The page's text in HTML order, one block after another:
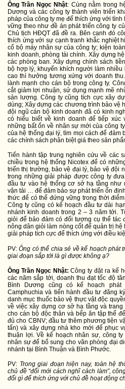
Ông Trần Ngọc Nhật: Cùng nằm trong
Dương và các công ty thành viên triển
pháp của công ty mẹ để thích ứng với
vững theo như đề án phát triển công ty
Chủ tịch HĐQT đã đề ra. Bên cạnh đó
thích ứng với sự cạnh tranh khắc nghiệt
cố bộ máy nhân sự của công ty; kiện
kinh doanh, phòng tài chính. Xây dựng
các phòng ban. Xây dựng chính sách
bộ hợp lý, khuyến khích người làm
cao thì hưởng tương xứng với doanh
lành mạnh cho cán bộ trong công ty.
cắt giảm lợi nhuận, sử dụng mạnh mẽ
sản lượng. Công ty cũng tích cực xây
dùng; Xây dựng các chương trình bảo vệ
đội ngũ cán bộ kinh doanh đã có kinh
có hiểu biết về kinh doanh để tiếp xúc
những bất ổn về nhân sự mới của công
của hệ thống đại lý, tìm mọi cách để
các chính sách phân biệt giá theo sản
Tiến hành tập trung nghiên cứu về các
chiều trong hệ thống Nicotex để có
triển thị trường, bảo vệ đại lý, bảo vệ đội
trong những giải pháp được công ty
đầu tư vào hệ thống cơ sở hạ tầng như
vận tải … để đảm bảo sự phát triển ổn
thức để có thể đứng vững trong thời
Công ty cũng có kế hoạch đầu tư dài
nhánh kinh doanh trong 2 – 3 năm tới.
giỏi để bảo đảm có đối tượng cụ thể tác
nông dân giỏi làm nòng cốt để quản trị
giải pháp tích cực để thích ứng với điều
PV:Ông có thể chia sẻ về kế hoạch phát
giai đoạn sắp tới là gì được không ạ?
Ông Trần Ngọc Nhật: Công ty đặt ra kế
các năm sắp tới, doanh thu đạt tốc độ
Bình Dương cũng có kế hoạch
Camphuchia và tiến hành đầu tư đăng
danh mục thuốc bảo vệ thực vật độc
về việc xây dựng cơ sở hạ tầng và
cho cán bộ độc thân và bếp ăn tập thể
đủ cho CBNV; đầu tư thêm phương tiện
tấn) và xây dựng nhà kho mới để phục
thuận lợi. Về kế hoạch nhân sự, công
nhân sự để bổ sung cho văn phòng đại
nhánh tại Bình Thuận và Bình Phước.
PV: Trong giai đoạn hiện nay, toàn hệ
chủ đề “đổi mới cách nghĩ cách làm”,
đổi gì để thích ứng với chủ đề hoạt động